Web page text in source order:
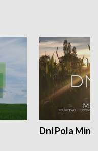
Dni Pola